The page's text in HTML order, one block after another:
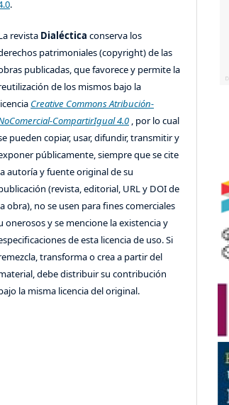
.
revista Dialécticaconserva los
patrimoniales (copyright) de las
publicadas, que favorece y permite la
de los mismos bajo la
Creative Commons Atribución-
CompartirIgual 4.0 , por lo cual
pueden copiar, usar, difundir, transmitir y
públicamente, siempre que se cite
autoría y fuente original de su
(revista, editorial, URL y DOI de
obra), no se usen para fines comerciales
onerosos y se mencione la existencia y
de esta licencia de uso. Si
transforma o crea a partir del
debe distribuir su contribución
la misma licencia del original.